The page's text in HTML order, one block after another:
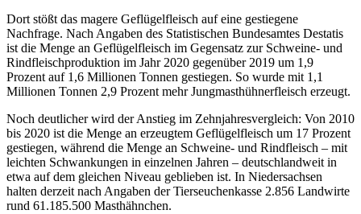
Dort stößt das magere Geflügelfleisch auf eine gestiegene
Nachfrage. Nach Angaben des Statistischen Bundesamtes Destatis
ist die Menge an Geflügelfleisch im Gegensatz zur Schweine- und
Rindfleischproduktion im Jahr 2020 gegenüber 2019 um 1,9
Prozent auf 1,6 Millionen Tonnen gestiegen. So wurde mit 1,1
Millionen Tonnen 2,9 Prozent mehr Jungmasthühnerfleisch erzeugt.
Noch deutlicher wird der Anstieg im Zehnjahresvergleich: Von 2010
bis 2020 ist die Menge an erzeugtem Geflügelfleisch um 17 Prozent
gestiegen, während die Menge an Schweine- und Rindfleisch – mit
leichten Schwankungen in einzelnen Jahren – deutschlandweit in
etwa auf dem gleichen Niveau geblieben ist. In Niedersachsen
halten derzeit nach Angaben der Tierseuchenkasse 2.856 Landwirte
rund 61.185.500 Masthähnchen.